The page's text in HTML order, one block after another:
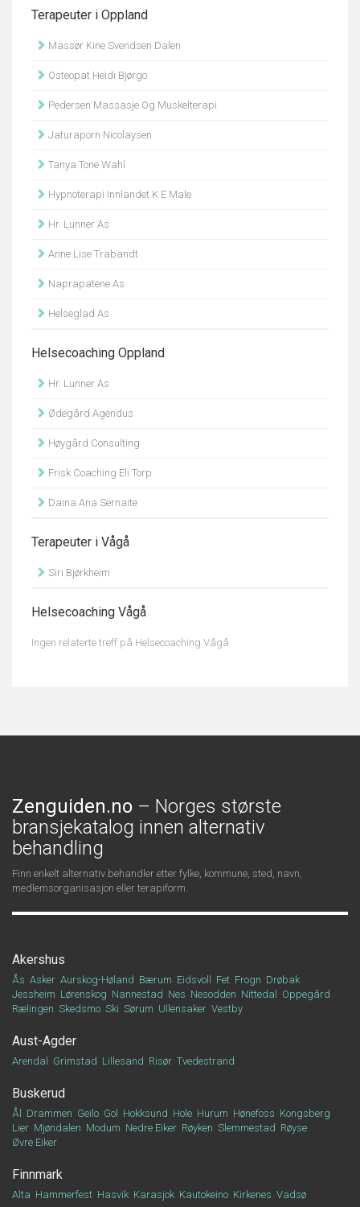
Terapeuter i Oppland
Massør Kine Svendsen Dalen
Osteopat Heidi Bjørgo
Pedersen Massasje Og Muskelterapi
Jaturaporn Nicolaysen
Tanya Tone Wahl
Hypnoterapi Innlandet K E Male
Hr. Lunner As
Anne Lise Trabandt
Naprapatene As
Helseglad As
Helsecoaching Oppland
Hr. Lunner As
Ødegård Agendus
Høygård Consulting
Frisk Coaching Eli Torp
Daina Ana Sernaite
Terapeuter i Vågå
Siri Bjørkheim
Helsecoaching Vågå
Ingen relaterte treff på Helsecoaching Vågå
Zenguiden.no – Norges største
bransjekatalog innen alternativ
behandling
Finn enkelt alternativ behandler etter fylke, kommune, sted, navn,
medlemsorganisasjon eller terapiform.
Akershus
Ås Asker Aurskog-Høland Bærum Eidsvoll Fet Frogn Drøbak
Jessheim Lørenskog Nannestad Nes Nesodden Nittedal
Oppegård
Rælingen Skedsmo Ski Sørum Ullensaker Vestby
Aust-Agder
Arendal Grimstad Lillesand Risør Tvedestrand
Buskerud
Ål Drammen Geilo Gol Hokksund Hole Hurum Hønefoss Kongsberg
Lier Mjøndalen Modum Nedre Eiker Røyken Slemmestad Røyse
Øvre Eiker
Finnmark
Alta Hammerfest Hasvik Karasjok Kautokeino Kirkenes Vadsø